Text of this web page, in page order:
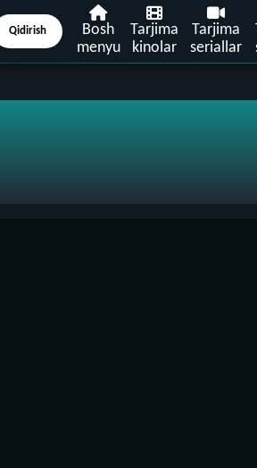
Qidirish
Bosh
menyu
Tarjima
kinolar
Tarjima
seriallar